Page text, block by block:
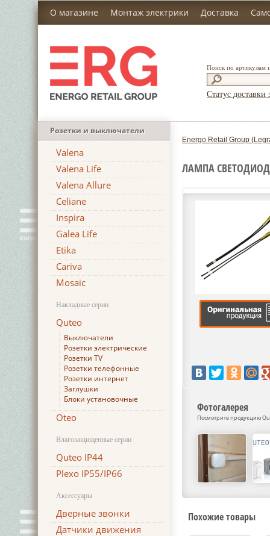
О магазине Монтаж электрики Доставка
Поиск по артикулам
Статус доставки
Розетки и выключатели
Valena
Valena Life
Valena Allure
Celiane
Inspira
Galea Life
Etika
Cariva
Mosaic
Накладные серии
Quteo
Выключатели
Розетки электрические
Розетки TV
Розетки телефонные
Розетки интернет
Заглушки
Блоки установочные
Oteo
Влагозащищенные серии
Quteo IP44
Plexo IP55/IP66
Аксессуары
Дверные звонки
Датчики движения
Energo Retail Group
ЛАМПА
Фотогалерея
Посмотрите продукцию
Похожие товары